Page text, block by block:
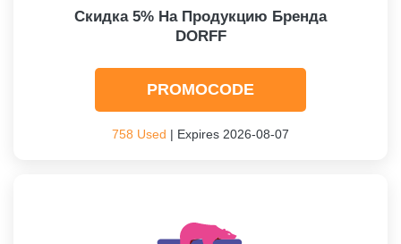
Скидка 5% На Продукцию Бренда
DORFF
PROMOCODE
758 Used | Expires 2026-08-07